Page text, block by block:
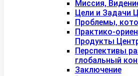
Миссия,
Цели и Задачи
Проблемы,
Практико-
Продукты
Перспективы
глобальный
Заключение